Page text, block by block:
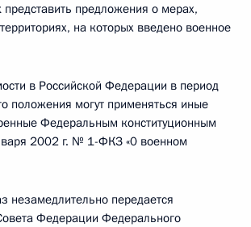
предложения о мерах,
на которых введено военное
в Российской Федерации в период
положения могут применяться иные
Федеральным конституционным
2002 г. № 1-ФКЗ «0 военном
незамедлительно передается
Федерации Федерального